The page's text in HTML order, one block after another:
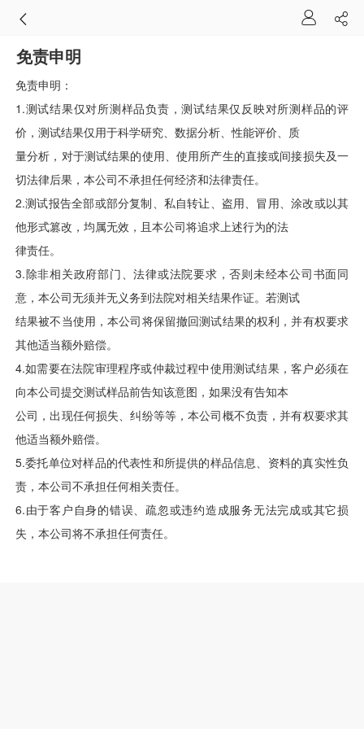
免责申明
免责申明：
1.测试结果仅对所测样品负责，测试结果仅反映对所测样品的评
价，测试结果仅用于科学研究、数据分析、性能评价、质
量分析，对于测试结果的使用、使用所产生的直接或间接损失及一
切法律后果，本公司不承担任何经济和法律责任。
2.测试报告全部或部分复制、私自转让、盗用、冒用、涂改或以其
他形式篡改，均属无效，且本公司将追求上述行为的法
律责任。
3.除非相关政府部门、法律或法院要求，否则未经本公司书面同
意，本公司无须并无义务到法院对相关结果作证。若测试
结果被不当使用，本公司将保留撤回测试结果的权利，并有权要求
其他适当额外赔偿。
4.如需要在法院审理程序或仲裁过程中使用测试结果，客户必须在
向本公司提交测试样品前告知该意图，如果没有告知本
公司，出现任何损失、纠纷等等，本公司概不负责，并有权要求其
他适当额外赔偿。
5.委托单位对样品的代表性和所提供的样品信息、资料的真实性负
责，本公司不承担任何相关责任。
6.由于客户自身的错误、疏忽或违约造成服务无法完成或其它损
失，本公司将不承担任何责任。